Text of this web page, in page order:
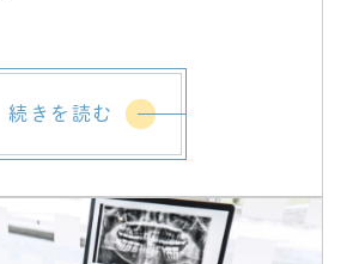
続きを読む